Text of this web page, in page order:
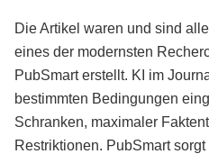
Die Artikel waren und sind
eines der modernsten
PubSmart erstellt. KI im
bestimmten Bedingungen
Schranken, maximaler
Restriktionen. PubSmart